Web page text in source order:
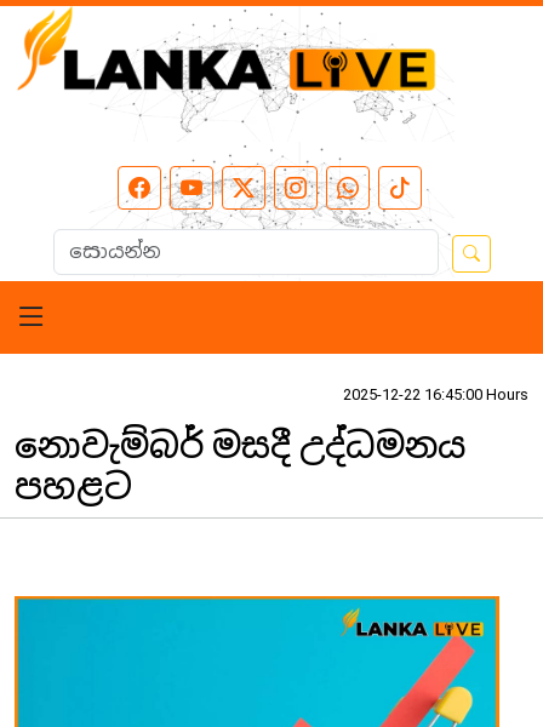
2025-12-22 16:45:00 Hours
නොවැම්බර් මසදී උද්ධමනය
පහළට